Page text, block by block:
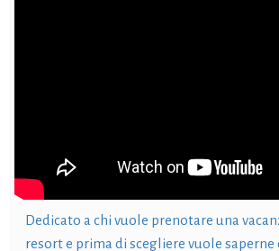
Dedicato a chi vuole prenotare una
resort e prima di scegliere vuole saperne